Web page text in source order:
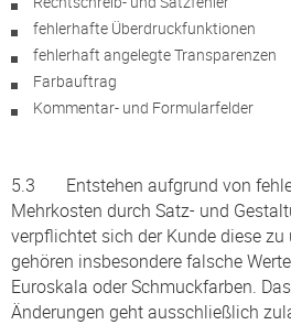
fehlerhafte Überdruckfunktionen
fehlerhaft angelegte Transparenzen
Farbauftrag
Kommentar- und Formularfelder
5.3 Entstehen aufgrund von
Mehrkosten durch Satz- und
verpflichtet sich der Kunde diese zu
gehören insbesondere falsche
Euroskala oder Schmuckfarben.
Änderungen geht ausschließlich